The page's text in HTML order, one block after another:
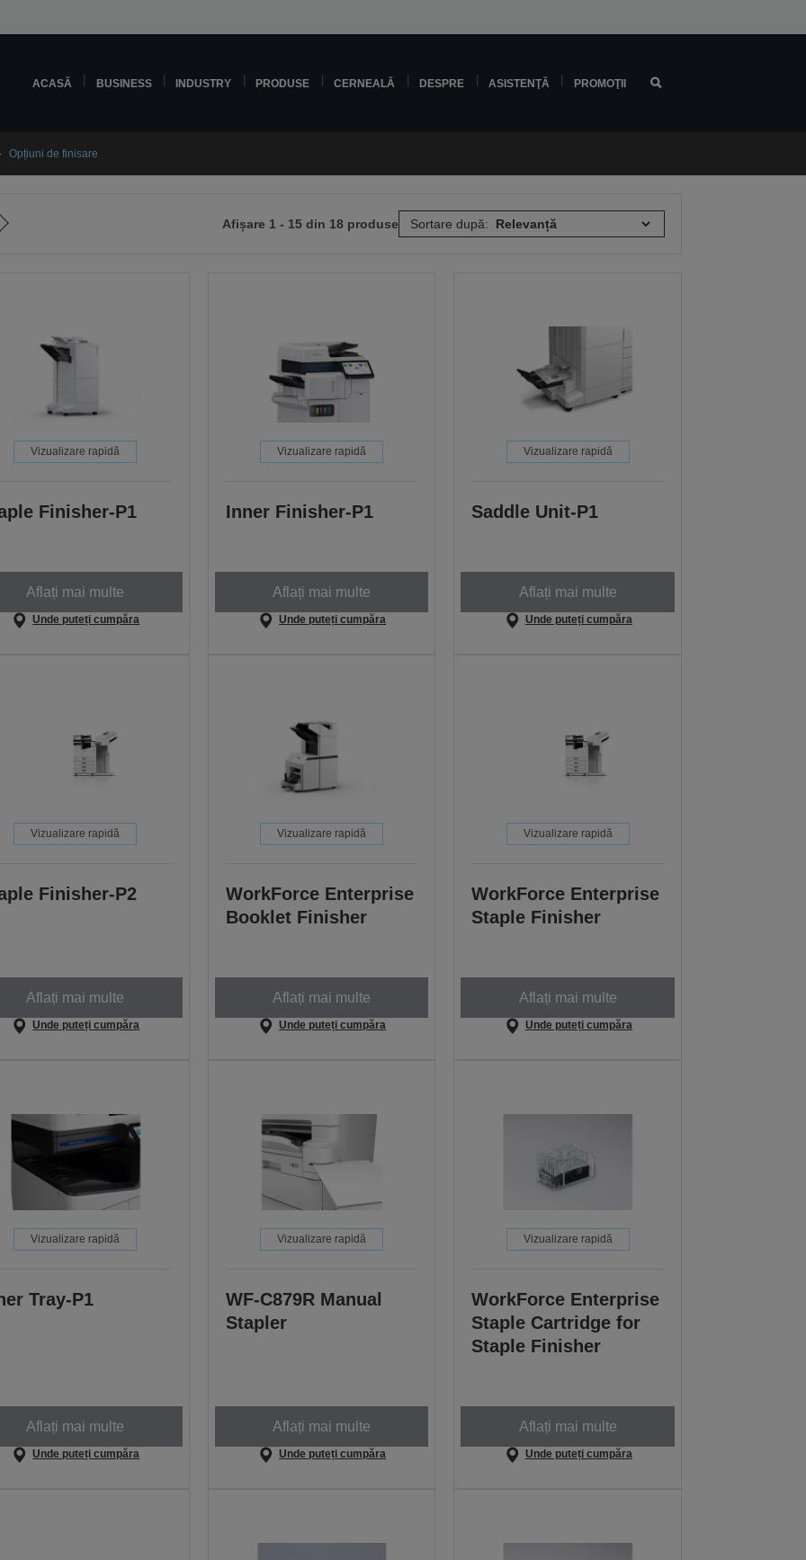
ACASĂ BUSINESS INDUSTRY PRODUSE CERNEALĂ DESPRE ASISTENŢĂ PROMOŢII
Opțiuni de finisare
Afișare 1 - 15 din 18 produse Sortare după:
Vizualizare rapidă
Finisher-P1
Aflați mai multe
Unde puteți cumpăra
Vizualizare rapidă
Inner Finisher-P1
Aflați mai multe
Unde puteți cumpăra
Vizualizare rapidă
Saddle Unit-P1
Aflați mai multe
Unde puteți cumpăra
Vizualizare rapidă
Finisher-P2
Aflați mai multe
Unde puteți cumpăra
Vizualizare rapidă
WorkForce Enterprise
Booklet Finisher
Aflați mai multe
Unde puteți cumpăra
Vizualizare rapidă
WorkForce Enterprise
Staple Finisher
Aflați mai multe
Unde puteți cumpăra
Vizualizare rapidă
Tray-P1
Aflați mai multe
Unde puteți cumpăra
Vizualizare rapidă
WF-C879R Manual
Stapler
Aflați mai multe
Unde puteți cumpăra
Vizualizare rapidă
WorkForce Enterprise
Staple Cartridge for
Staple Finisher
Aflați mai multe
Unde puteți cumpăra